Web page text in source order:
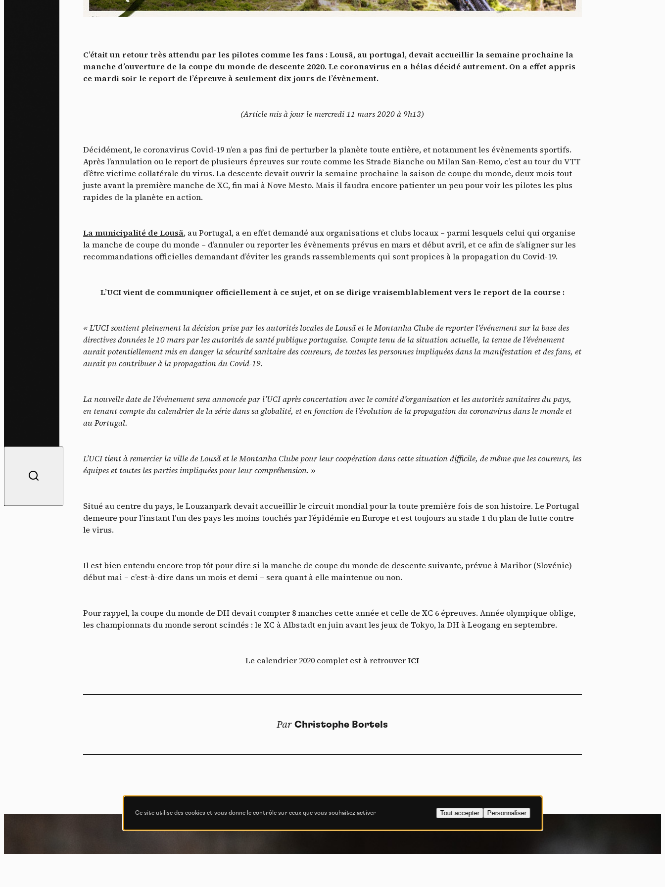
Tech
Dossier
Vidéos
Podcasts
C’était un retour très attendu par les pilotes comme les fans : Lousã, au portugal, devait accueillir la semaine prochaine la
manche d’ouverture de la coupe du monde de descente 2020. Le coronavirus en a hélas décidé autrement. On a effet appris
ce mardi soir le report de l’épreuve à seulement dix jours de l’évènement.
(Article mis à jour le mercredi 11 mars 2020 à 9h13)
Décidément, le coronavirus Covid-19 n’en a pas fini de perturber la planète toute entière, et notamment les évènements sportifs.
Après l’annulation ou le report de plusieurs épreuves sur route comme les Strade Bianche ou Milan San-Remo, c’est au tour du VTT
d’être victime collatérale du virus. La descente devait ouvrir la semaine prochaine la saison de coupe du monde, deux mois tout
juste avant la première manche de XC, fin mai à Nove Mesto. Mais il faudra encore patienter un peu pour voir les pilotes les plus
rapides de la planète en action.
La municipalité de Lousã, au Portugal, a en effet demandé aux organisations et clubs locaux – parmi lesquels celui qui organise
la manche de coupe du monde – d’annuler ou reporter les évènements prévus en mars et début avril, et ce afin de s’aligner sur les
recommandations officielles demandant d’éviter les grands rassemblements qui sont propices à la propagation du Covid-19.
L’UCI vient de communiquer officiellement à ce sujet, et on se dirige vraisemblablement vers le report de la course :
« L’UCI soutient pleinement la décision prise par les autorités locales de Lousã et le Montanha Clube de reporter l’événement sur la base des
directives données le 10 mars par les autorités de santé publique portugaise. Compte tenu de la situation actuelle, la tenue de l’événement
aurait potentiellement mis en danger la sécurité sanitaire des coureurs, de toutes les personnes impliquées dans la manifestation et des fans, et
aurait pu contribuer à la propagation du Covid-19.
La nouvelle date de l’événement sera annoncée par l’UCI après concertation avec le comité d’organisation et les autorités sanitaires du pays,
en tenant compte du calendrier de la série dans sa globalité, et en fonction de l’évolution de la propagation du coronavirus dans le monde et
au Portugal.
L’UCI tient à remercier la ville de Lousã et le Montanha Clube pour leur coopération dans cette situation difficile, de même que les coureurs, les
équipes et toutes les parties impliquées pour leur compréhension. »
Situé au centre du pays, le Louzanpark devait accueillir le circuit mondial pour la toute première fois de son histoire. Le Portugal
demeure pour l’instant l’un des pays les moins touchés par l’épidémie en Europe et est toujours au stade 1 du plan de lutte contre
le virus.
Il est bien entendu encore trop tôt pour dire si la manche de coupe du monde de descente suivante, prévue à Maribor (Slovénie)
début mai – c’est-à-dire dans un mois et demi – sera quant à elle maintenue ou non.
Pour rappel, la coupe du monde de DH devait compter 8 manches cette année et celle de XC 6 épreuves. Année olympique oblige,
les championnats du monde seront scindés : le XC à Albstadt en juin avant les jeux de Tokyo, la DH à Leogang en septembre.
Le calendrier 2020 complet est à retrouverICI
Par Christophe Bortels
Je m’abonne
Les services de partage de vidéo permettent d'enrichir le site de contenu
Autoriser Interdire
YouTube interdit -Ce service peut déposer 4 cookies.
Ce site utilise des cookies et vous donne le contrôle sur ceux que vous souhaitez activer Tout accepter Personnaliser